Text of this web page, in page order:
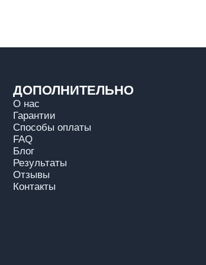
ДОПОЛНИТЕЛЬНО
О нас
Гарантии
Способы оплаты
FAQ
Блог
Результаты
Отзывы
Контакты